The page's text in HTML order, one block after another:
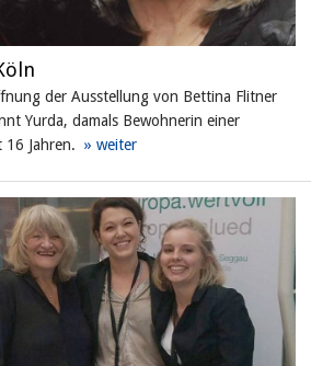
der Ausstellung von Bettina Flitner
Yurda, damals Bewohnerin einer
16 Jahren.